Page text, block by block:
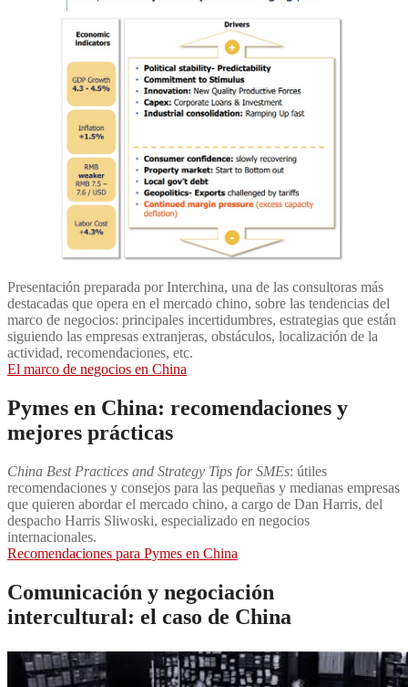
Presentación preparada por Interchina, una de las consultoras más
destacadas que opera en el mercado chino, sobre las tendencias del
marco de negocios: principales incertidumbres, estrategias que están
siguiendo las empresas extranjeras, obstáculos, localización de la
actividad, recomendaciones, etc.
El marco de negocios en China
Pymes en China: recomendaciones y
mejores prácticas
China Best Practices and Strategy Tips for SMEs: útiles
recomendaciones y consejos para las pequeñas y medianas empresas
que quieren abordar el mercado chino, a cargo de Dan Harris, del
despacho Harris Sliwoski, especializado en negocios
internacionales.
Recomendaciones para Pymes en China
Comunicación y negociación
intercultural: el caso de China